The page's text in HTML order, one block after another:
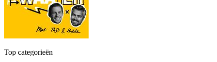
Top categorieën